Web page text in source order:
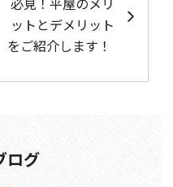
必見！平屋のメリ
ットとデメリット
をご紹介します！
ログ